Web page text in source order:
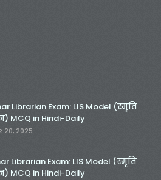
Librarian Exam: LIS Model (स्मृति
MCQ in Hindi-Daily
20, 2025
Librarian Exam: LIS Model (स्मृति
MCQ in Hindi-Daily